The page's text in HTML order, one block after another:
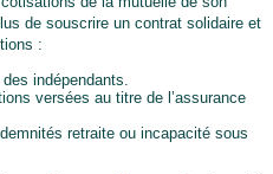
de souscrire un contrat solidaire et
:
indépendants.
versées au titre de l’assurance
retraite ou incapacité sous